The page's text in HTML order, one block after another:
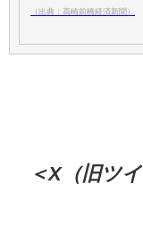
（出典：高崎前橋経済新聞）
＜X（旧ツ